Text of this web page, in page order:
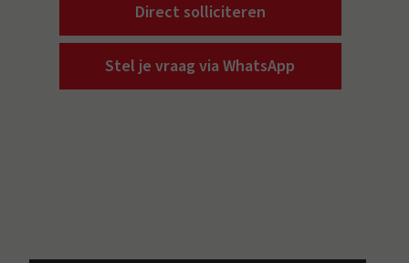
Direct solliciteren
Stel je vraag via WhatsApp